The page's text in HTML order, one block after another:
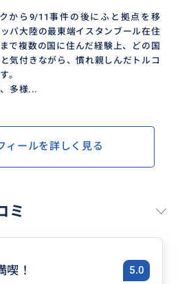
から9/11事件の後にふと拠点を移
パ大陸の最東端イスタンブール在住
で複数の国に住んだ経験上、どの国
気付きながら、慣れ親しんだトルコ
。
多様...
ィールを詳しく見る
ミ
喫！ 5.0